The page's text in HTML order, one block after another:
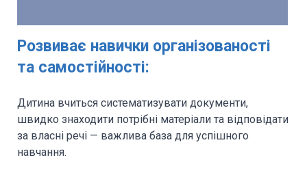
Розвиває навички організованості
та самостійності:
Дитина вчиться систематизувати документи,
швидко знаходити потрібні матеріали та відповідати
за власні речі — важлива база для успішного
навчання.